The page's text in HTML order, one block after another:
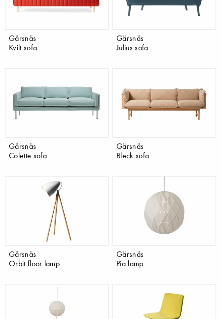
Gärsnäs
Kvilt sofa
Gärsnäs
Julius sofa
Gärsnäs
Colette sofa
Gärsnäs
Bleck sofa
Gärsnäs
Orbit floor lamp
Gärsnäs
Pia lamp